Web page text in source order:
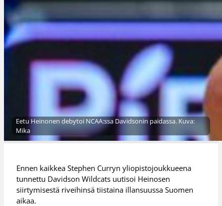
Eetu Heinonen debytoi NCAA:ssa Davidsonin paidassa. Kuva:
Mika
Ennen kaikkea Stephen Curryn yliopistojoukkueena
tunnettu Davidson Wildcats uutisoi Heinosen
siirtymisestä riveihinsä tiistaina illansuussa Suomen
aikaa.